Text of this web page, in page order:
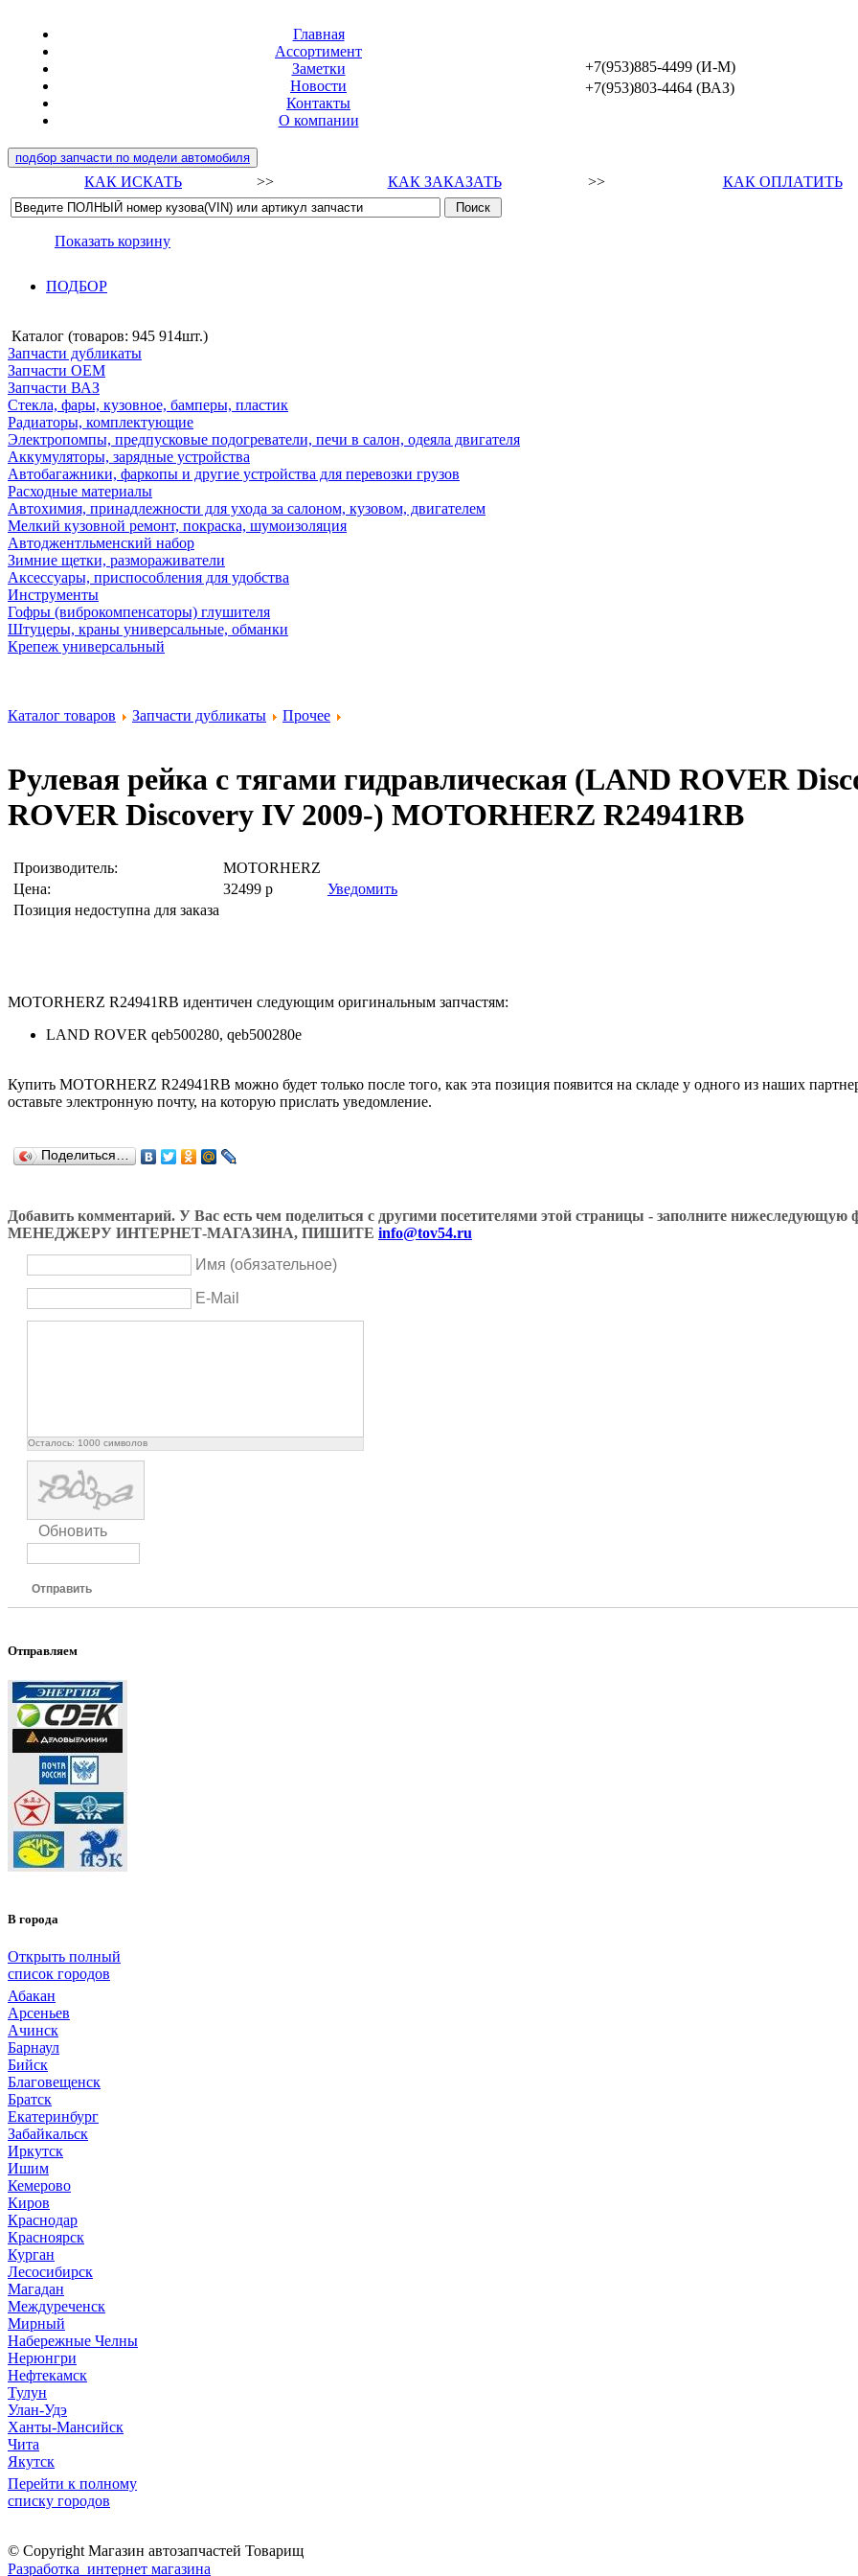
Главная
Ассортимент
Заметки
Новости
Контакты
О компании
+7(953)885-4499 (И-М)
+7(953)803-4464 (ВАЗ)
подбор запчасти по модели автомобиля
КАК ИСКАТЬ >> КАК ЗАКАЗАТЬ >> КАК ОПЛАТИТЬ
Показать корзину
ПОДБОР
Каталог (товаров: 945 914шт.)
Запчасти дубликаты
Запчасти ОЕМ
Запчасти ВАЗ
Стекла, фары, кузовное, бамперы, пластик
Радиаторы, комплектующие
Электропомпы, предпусковые подогреватели, печи в салон, одеяла двигателя
Аккумуляторы, зарядные устройства
Автобагажники, фаркопы и другие устройства для перевозки грузов
Расходные материалы
Автохимия, принадлежности для ухода за салоном, кузовом, двигателем
Мелкий кузовной ремонт, покраска, шумоизоляция
Автоджентльменский набор
Зимние щетки, размораживатели
Аксессуары, приспособления для удобства
Инструменты
Гофры (виброкомпенсаторы) глушителя
Штуцеры, краны универсальные, обманки
Крепеж универсальный
Каталог товаров Запчасти дубликаты Прочее
Рулевая рейка с тягами гидравлическая (LAND ROVER
ROVER Discovery IV 2009-) MOTORHERZ R24941RB
Производитель:
MOTORHERZ
Цена:
32499 р
Позиция недоступна для заказа
Уведомить
MOTORHERZ R24941RB идентичен следующим оригинальным запчастям:
LAND ROVER qeb500280, qeb500280e
Купить MOTORHERZ R24941RB можно будет только после того, как эта позиция появится на складе у одного из наших
оставьте электронную почту, на которую прислать уведомление.
Поделиться…
Добавить комментарий. У Вас есть чем поделиться с другими посетителями этой страницы - заполните
МЕНЕДЖЕРУ ИНТЕРНЕТ-МАГАЗИНА, ПИШИТЕ info@tov54.ru
Имя (обязательное)
E-Mail
Осталось: 1000 символов
Обновить
Отправить
Отправляем
В города
Открыть полный
список городов
Абакан
Арсеньев
Ачинск
Барнаул
Бийск
Благовещенск
Братск
Екатеринбург
Забайкальск
Иркутск
Ишим
Кемерово
Киров
Краснодар
Красноярск
Курган
Лесосибирск
Магадан
Междуреченск
Мирный
Набережные Челны
Нерюнгри
Нефтекамск
Тулун
Улан-Удэ
Ханты-Мансийск
Чита
Якутск
Перейти к полному
списку городов
© Copyright Магазин автозапчастей Товарищ
Разработка интернет магазина